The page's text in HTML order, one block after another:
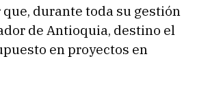
que, durante toda su gestión
de Antioquia, destino el
en proyectos en